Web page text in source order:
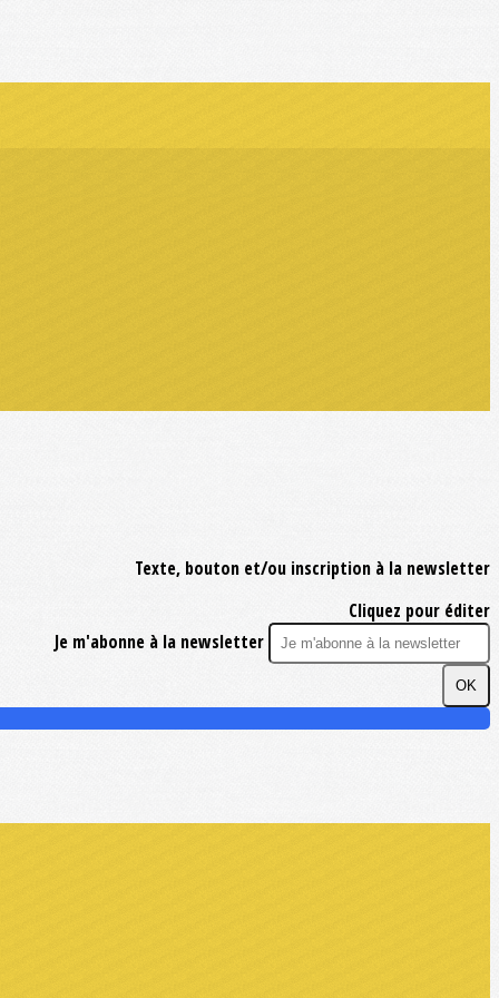
Texte, bouton et/ou inscription à la newsletter
Cliquez pour éditer
Je m'abonne à la newsletter
OK